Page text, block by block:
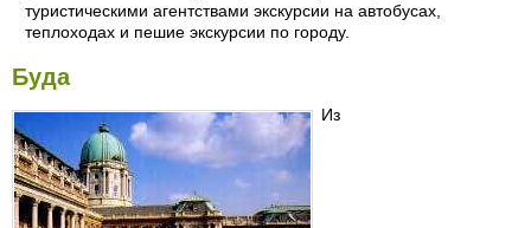
туристическими агентствами экскурсии на автобусах,
теплоходах и пешие экскурсии по городу.
Буда
Из